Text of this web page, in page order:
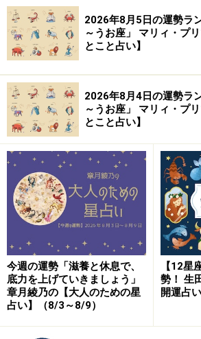
2026年8月5日の運勢ラ
～うお座」 マリィ・プ
とこと占い】
2026年8月4日の運勢ラ
～うお座」 マリィ・プ
とこと占い】
今週の運勢「滋養と休息で、
底力を上げていきましょう」
章月綾乃の【大人のための星
占い】（8/3～8/9）
【12星
勢！ 生
開運占い